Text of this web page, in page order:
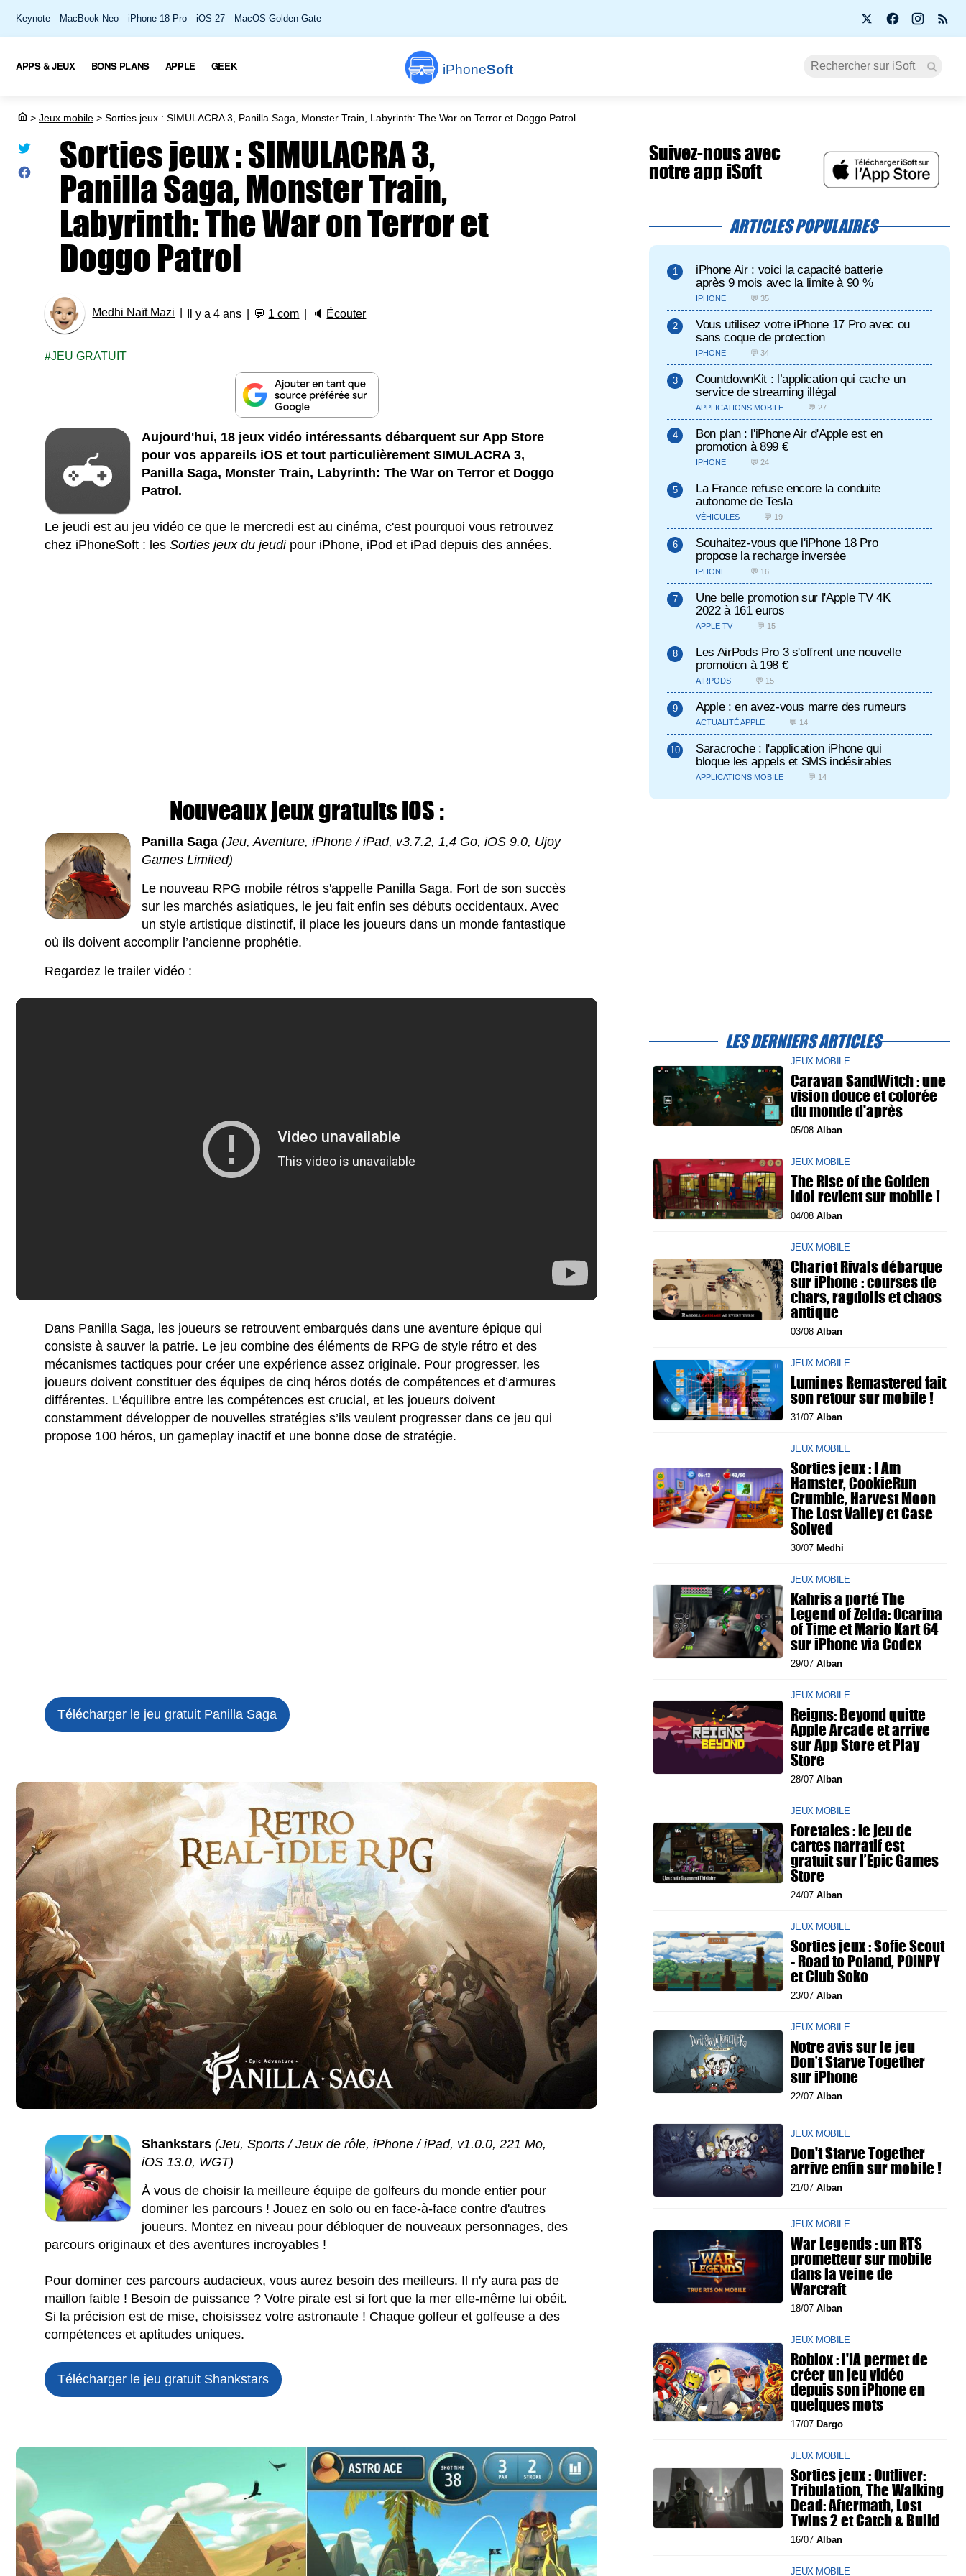
Keynote MacBook Neo iPhone 18 Pro iOS 27 MacOS Golden Gate
iPhoneSoft
APPS & JEUX BONS PLANS APPLE GEEK
> Jeux mobile > Sorties jeux : SIMULACRA 3, Panilla Saga, Monster Train, Labyrinth: The War on Terror et Doggo Patrol
Sorties jeux : SIMULACRA 3,
Panilla Saga, Monster Train,
Labyrinth: The War on Terror et
Doggo Patrol
Medhi Naït Mazi Il y a 4 ans 💬 1 com 🔈 Écouter
JEU GRATUIT
Aujourd'hui, 18 jeux vidéo intéressants débarquent sur App Store
pour vos appareils iOS et tout particulièrement SIMULACRA 3,
Panilla Saga, Monster Train, Labyrinth: The War on Terror et Doggo
Patrol.
Le jeudi est au jeu vidéo ce que le mercredi est au cinéma, c'est pourquoi vous retrouvez
chez iPhoneSoft : lesSorties jeux du jeudipour iPhone, iPod et iPad depuis des années.
Nouveaux jeux gratuits iOS :
Panilla Saga (Jeu, Aventure, iPhone / iPad, v3.7.2, 1,4 Go, iOS 9.0, Ujoy
Games Limited)
Le nouveau RPG mobile rétros s'appelle Panilla Saga. Fort de son succès
sur les marchés asiatiques, le jeu fait enfin ses débuts occidentaux. Avec
un style artistique distinctif, il place les joueurs dans un monde fantastique
où ils doivent accomplir l’ancienne prophétie.
Regardez le trailer vidéo :
Dans Panilla Saga, les joueurs se retrouvent embarqués dans une aventure épique qui
consiste à sauver la patrie. Le jeu combine des éléments de RPG de style rétro et des
mécanismes tactiques pour créer une expérience assez originale. Pour progresser, les
joueurs doivent constituer des équipes de cinq héros dotés de compétences et d’armures
différentes. L'équilibre entre les compétences est crucial, et les joueurs doivent
constamment développer de nouvelles stratégies s’ils veulent progresser dans ce jeu qui
propose 100 héros, un gameplay inactif et une bonne dose de stratégie.
Télécharger le jeu gratuit Panilla Saga
Shankstars (Jeu, Sports / Jeux de rôle, iPhone / iPad, v1.0.0, 221 Mo,
iOS 13.0, WGT)
À vous de choisir la meilleure équipe de golfeurs du monde entier pour
dominer les parcours ! Jouez en solo ou en face-à-face contre d'autres
joueurs. Montez en niveau pour débloquer de nouveaux personnages, des
parcours originaux et des aventures incroyables !
Pour dominer ces parcours audacieux, vous aurez besoin des meilleurs. Il n'y aura pas de
maillon faible ! Besoin de puissance ? Votre pirate est si fort que la mer elle-même lui obéit.
Si la précision est de mise, choisissez votre astronaute ! Chaque golfeur et golfeuse a des
compétences et aptitudes uniques.
Télécharger le jeu gratuit Shankstars
Suivez-nous avec
notre app iSoft
ARTICLES POPULAIRES
iPhone Air : voici la capacité batterie
après 9 mois avec la limite à 90 %
IPHONE 💬 35
Vous utilisez votre iPhone 17 Pro avec ou
sans coque de protection
IPHONE 💬 34
CountdownKit : l’application qui cache un
service de streaming illégal
APPLICATIONS MOBILE 💬 27
Bon plan : l'iPhone Air d'Apple est en
promotion à 899 €
IPHONE 💬 24
La France refuse encore la conduite
autonome de Tesla
VÉHICULES 💬 19
Souhaitez-vous que l'iPhone 18 Pro
propose la recharge inversée
IPHONE 💬 16
Une belle promotion sur l'Apple TV 4K
2022 à 161 euros
APPLE TV 💬 15
Les AirPods Pro 3 s'offrent une nouvelle
promotion à 198 €
AIRPODS 💬 15
Apple : en avez-vous marre des rumeurs
ACTUALITÉ APPLE 💬 14
Saracroche : l'application iPhone qui
bloque les appels et SMS indésirables
APPLICATIONS MOBILE 💬 14
LES DERNIERS ARTICLES
JEUX MOBILE
Caravan SandWitch : une
vision douce et colorée
du monde d'après
05/08 Alban
JEUX MOBILE
The Rise of the Golden
Idol revient sur mobile !
04/08 Alban
JEUX MOBILE
Chariot Rivals débarque
sur iPhone : courses de
chars, ragdolls et chaos
antique
03/08 Alban
JEUX MOBILE
Lumines Remastered fait
son retour sur mobile !
31/07 Alban
JEUX MOBILE
Sorties jeux : I Am
Hamster, CookieRun
Crumble, Harvest Moon
The Lost Valley et Case
Solved
30/07 Medhi
JEUX MOBILE
Kahris a porté The
Legend of Zelda: Ocarina
of Time et Mario Kart 64
sur iPhone via Codex
29/07 Alban
JEUX MOBILE
Reigns: Beyond quitte
Apple Arcade et arrive
sur App Store et Play
Store
28/07 Alban
JEUX MOBILE
Foretales : le jeu de
cartes narratif est
gratuit sur l’Epic Games
Store
24/07 Alban
JEUX MOBILE
Sorties jeux : Sofie Scout
- Road to Poland, POINPY
et Club Soko
23/07 Alban
JEUX MOBILE
Notre avis sur le jeu
Don’t Starve Together
sur iPhone
22/07 Alban
JEUX MOBILE
Don't Starve Together
arrive enfin sur mobile !
21/07 Alban
JEUX MOBILE
War Legends : un RTS
prometteur sur mobile
dans la veine de
Warcraft
18/07 Alban
JEUX MOBILE
Roblox : l'IA permet de
créer un jeu vidéo
depuis son iPhone en
quelques mots
17/07 Dargo
JEUX MOBILE
Sorties jeux : Outliver:
Tribulation, The Walking
Dead: Aftermath, Lost
Twins 2 et Catch & Build
16/07 Alban
JEUX MOBILE